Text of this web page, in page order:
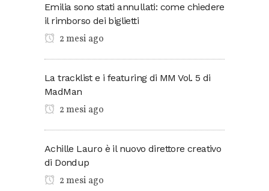
Emilia sono stati annullati: come chiedere
il rimborso dei biglietti
2 mesi ago
La tracklist e i featuring di MM Vol. 5 di
MadMan
2 mesi ago
Achille Lauro è il nuovo direttore creativo
di Dondup
2 mesi ago